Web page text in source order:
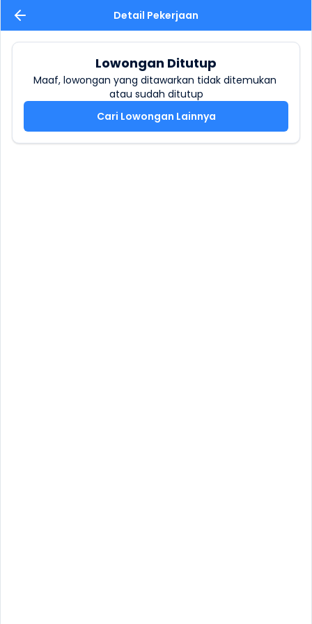
Detail Pekerjaan
Lowongan Ditutup
Maaf, lowongan yang ditawarkan tidak ditemukan
atau sudah ditutup
Cari Lowongan Lainnya